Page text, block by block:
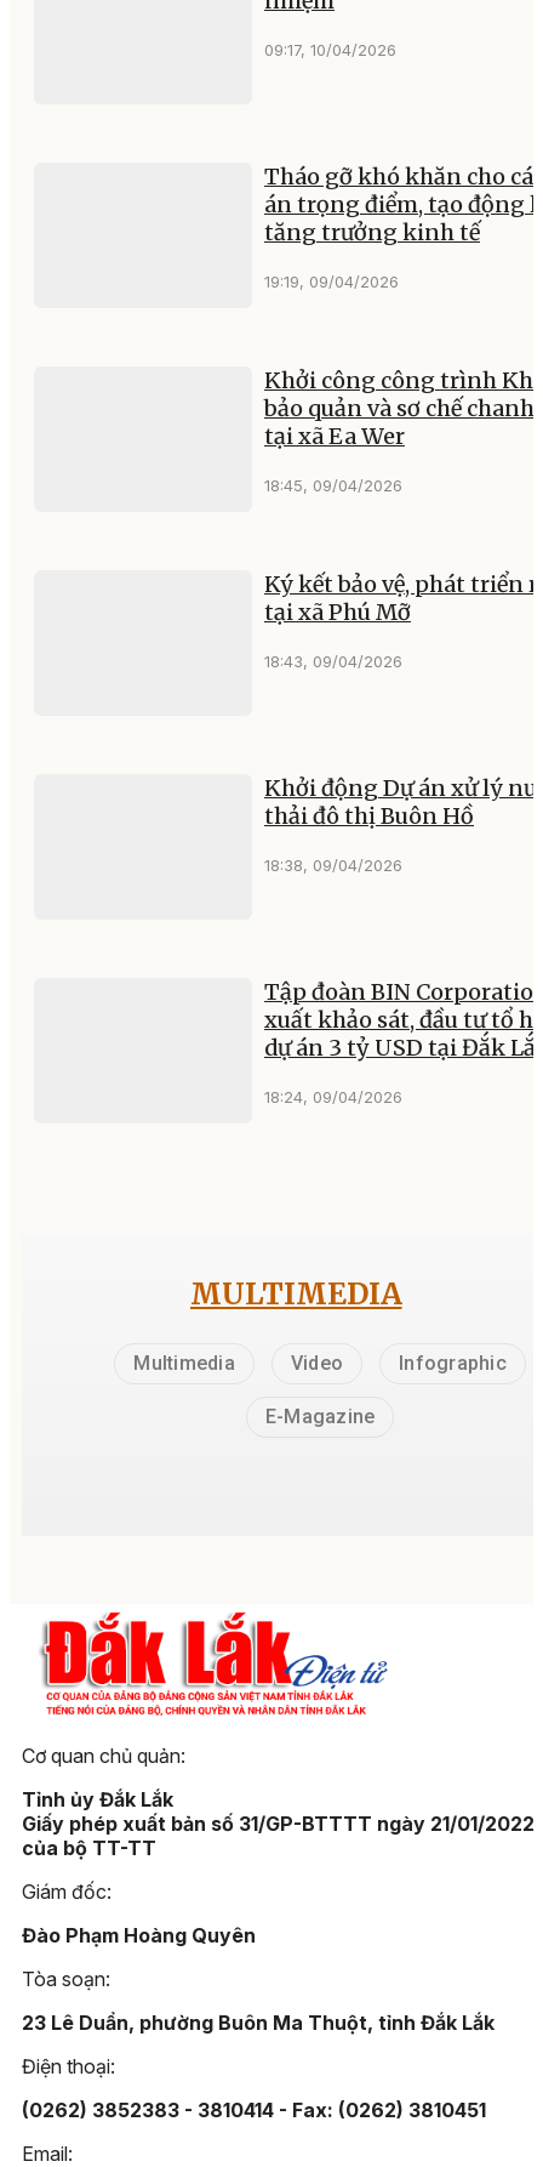
09:17, 10/04/2026
Tháo gỡ khó khăn cho
án trọng điểm, tạo động
tăng trưởng kinh tế
19:19, 09/04/2026
Khởi công công trình
bảo quản và sơ chế chanh
tại xã Ea Wer
18:45, 09/04/2026
Ký kết bảo vệ, phát triển
tại xã Phú Mỡ
18:43, 09/04/2026
Khởi động Dự án xử lý
thải đô thị Buôn Hồ
18:38, 09/04/2026
Tập đoàn BIN
xuất khảo sát, đầu tư tổ
dự án 3 tỷ USD tại Đắk
18:24, 09/04/2026
MULTIMEDIA
Multimedia Video Infographic
E-Magazine
Cơ quan chủ quản:
Tỉnh ủy Đắk Lắk
Giấy phép xuất bản số 31/GP-BTTTT ngày 21/01/2022
của bộ TT-TT
Giám đốc:
Đào Phạm Hoàng Quyên
Tòa soạn:
23 Lê Duẩn, phường Buôn Ma Thuột, tỉnh Đắk Lắk
Điện thoại:
(0262) 3852383 - 3810414 - Fax: (0262) 3810451
Email: